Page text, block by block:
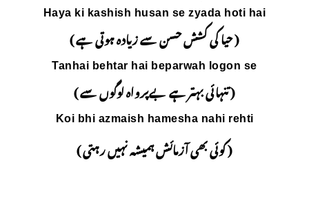
Haya ki kashish
زیادہ ہوتی ہے )
Tanhai behtar hai
لوگوں سے )
Koi bhi azmaish
نہیں رہتی )